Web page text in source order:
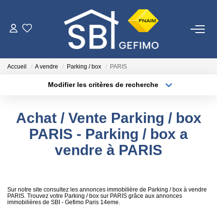
ACHETER
FAIRE GÉRER
Qui Sommes-Nous
Nous Rejoindre
Accueil A vendre Parking / box PARIS
Modifier les critères de recherche
Sélectionnez...
Type de bien
Surface min
Plus de critères
Achat / Vente Parking / box
PARIS - Parking / box a
vendre à PARIS
Sur notre site consultez les annonces immobilière de Parking / box à vendre
PARIS. Trouvez votre Parking / box sur PARIS grâce aux annonces
immobilières de SBI - Gefimo Paris 14eme.